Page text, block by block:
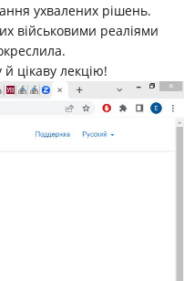
ухвалених рішень.
військовими реаліями
й цікаву лекцію!